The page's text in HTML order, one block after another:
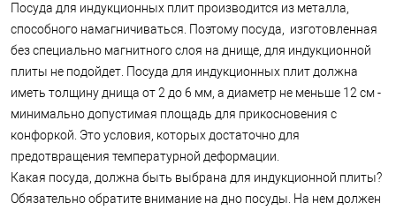
Посуда для индукционных плит производится из металла,
способного намагничиваться. Поэтому посуда, изготовленная
без специально магнитного слоя на днище, для индукционной
плиты не подойдет. Посуда для индукционных плит должна
иметь толщину днища от 2 до 6 мм, а диаметр не меньше 12 см -
минимально допустимая площадь для прикосновения с
конфоркой. Это условия, которых достаточно для
предотвращения температурной деформации.
Какая посуда, должна быть выбрана для индукционной плиты?
Обязательно обратите внимание на дно посуды. На нем должен